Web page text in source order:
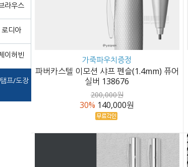
라우스
로디아
이허빈
프/도장
가죽파우치증정
파버카스텔 이모션 샤프 펜슬(1.4mm) 퓨어
실버 138676
200,000원
30% 140,000원